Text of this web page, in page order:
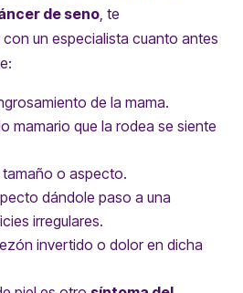
de seno, te
con un especialista cuanto antes
de la mama.
mamario que la rodea se siente
o aspecto.
dándole paso a una
irregulares.
invertido o dolor en dicha